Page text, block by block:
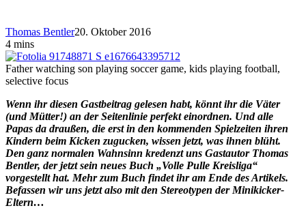
Thomas Bentler20. Oktober 2016
4 mins
Father watching son playing soccer game, kids playing football,
selective focus
Wenn ihr diesen Gastbeitrag gelesen habt, könnt ihr die Väter
(und Mütter!) an der Seitenlinie perfekt einordnen. Und alle
Papas da draußen, die erst in den kommenden Spielzeiten ihren
Kindern beim Kicken zugucken, wissen jetzt, was ihnen blüht.
Den ganz normalen Wahnsinn kredenzt uns Gastautor Thomas
Bentler, der jetzt sein neues Buch „Volle Pulle Kreisliga“
vorgestellt hat. Mehr zum Buch findet ihr am Ende des Artikels.
Befassen wir uns jetzt also mit den Stereotypen der Minikicker-
Eltern…